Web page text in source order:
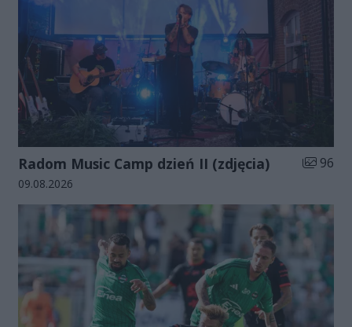
Radom Music Camp dzień II (zdjęcia) Liczba
96
Data dodania galerii:
09.08.2026